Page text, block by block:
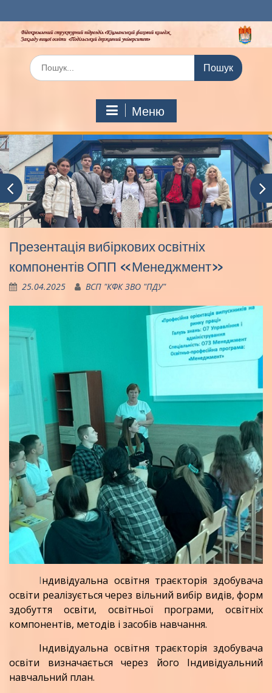
до
вмісту
Шукати:
Меню
Презентація вибіркових освітніх
компонентів ОПП «Менеджмент»
25.04.2025 ВСП "КФК ЗВО "ПДУ"
Індивідуальна освітня траєкторія здобувача
освіти реалізується через вільний вибір видів, форм
здобуття освіти, освітньої програми, освітніх
компонентів, методів і засобів навчання.
Індивідуальна освітня траєкторія здобувача
освіти визначається через його Індивідуальний
навчальний план.